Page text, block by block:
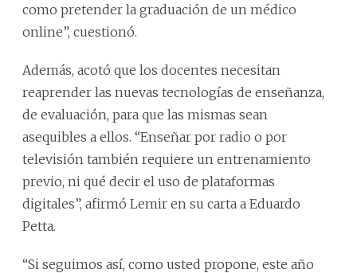
como pretender la graduación de un médico
online”, cuestionó.
Además, acotó que los docentes necesitan
reaprender las nuevas tecnologías de enseñanza,
de evaluación, para que las mismas sean
asequibles a ellos. “Enseñar por radio o por
televisión también requiere un entrenamiento
previo, ni qué decir el uso de plataformas
digitales”, afirmó Lemir en su carta a Eduardo
Petta.
“Si seguimos así, como usted propone, este año